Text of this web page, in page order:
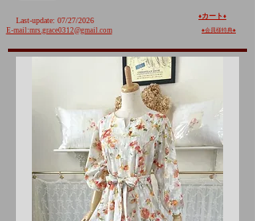
Last-update: 07/27/2026
E-mail:mrs.grace0312@gmail.com
♦️カート ♦️
♠︎会員様特典♠︎